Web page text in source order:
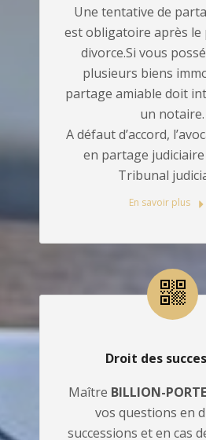
Une tentative de
est obligatoire après le
divorce.Si vous
plusieurs biens
partage amiable doit
un notaire.
A défaut d’accord,
en partage
Tribunal
En savoir plus
Droit des
Maître BILLION-PORTE
vos questions en
successions et en cas